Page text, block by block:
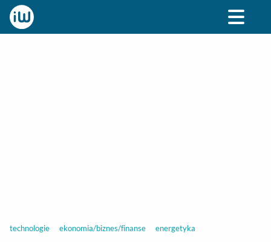
technologie ekonomia/biznes/finanse energetyka